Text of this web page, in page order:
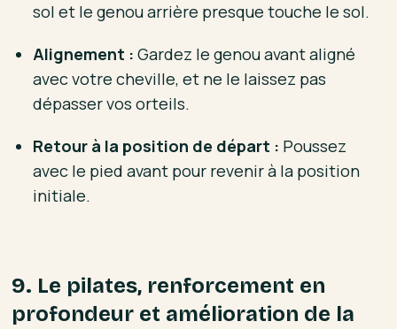
sol et le genou arrière presque touche le sol.
Alignement : Gardez le genou avant aligné
avec votre cheville, et ne le laissez pas
dépasser vos orteils.
Retour à la position de départ : Poussez
avec le pied avant pour revenir à la position
initiale.
9. Le pilates, renforcement en
profondeur et amélioration de la